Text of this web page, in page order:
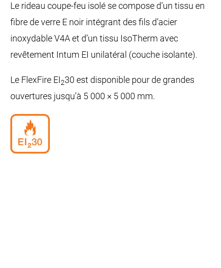
Le rideau coupe-feu isolé se compose d’un tissu en
fibre de verre E noir intégrant des fils d’acier
inoxydable V4A et d’un tissu IsoTherm avec
revêtement Intum EI unilatéral (couche isolante).
Le FlexFire EI230 est disponible pour de grandes
ouvertures jusqu’à 5 000 × 5 000 mm.